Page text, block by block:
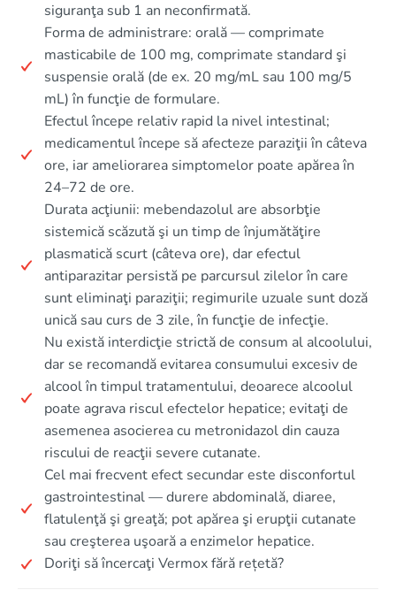
siguranţa sub 1 an neconfirmată.
Forma de administrare: orală — comprimate
masticabile de 100 mg, comprimate standard şi
suspensie orală (de ex. 20 mg/mL sau 100 mg/5
mL) în funcţie de formulare.
Efectul începe relativ rapid la nivel intestinal;
medicamentul începe să afecteze paraziţii în câteva
ore, iar ameliorarea simptomelor poate apărea în
24–72 de ore.
Durata acţiunii: mebendazolul are absorbţie
sistemică scăzută şi un timp de înjumătăţire
plasmatică scurt (câteva ore), dar efectul
antiparazitar persistă pe parcursul zilelor în care
sunt eliminaţi paraziţii; regimurile uzuale sunt doză
unică sau curs de 3 zile, în funcţie de infecţie.
Nu există interdicţie strictă de consum al alcoolului,
dar se recomandă evitarea consumului excesiv de
alcool în timpul tratamentului, deoarece alcoolul
poate agrava riscul efectelor hepatice; evitaţi de
asemenea asocierea cu metronidazol din cauza
riscului de reacţii severe cutanate.
Cel mai frecvent efect secundar este disconfortul
gastrointestinal — durere abdominală, diaree,
flatulenţă şi greaţă; pot apărea şi erupţii cutanate
sau creşterea uşoară a enzimelor hepatice.
Doriţi să încercaţi Vermox fără rețetă?